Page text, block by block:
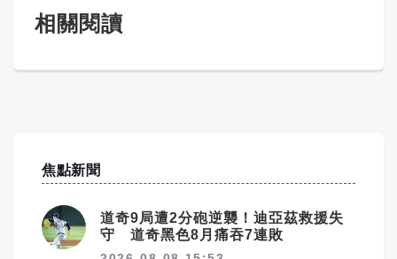
相關閱讀
焦點新聞
道奇9局遭2分砲逆襲！迪亞茲救援失
守 道奇黑色8月痛吞7連敗